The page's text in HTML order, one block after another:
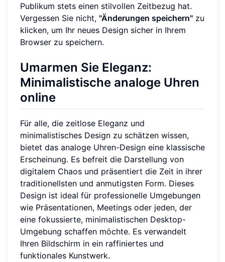
Publikum stets einen stilvollen Zeitbezug hat.
Vergessen Sie nicht, "Änderungen speichern" zu
klicken, um Ihr neues Design sicher in Ihrem
Browser zu speichern.
Umarmen Sie Eleganz:
Minimalistische analoge Uhren
online
Für alle, die zeitlose Eleganz und
minimalistisches Design zu schätzen wissen,
bietet das analoge Uhren-Design eine klassische
Erscheinung. Es befreit die Darstellung von
digitalem Chaos und präsentiert die Zeit in ihrer
traditionellsten und anmutigsten Form. Dieses
Design ist ideal für professionelle Umgebungen
wie Präsentationen, Meetings oder jeden, der
eine fokussierte, minimalistischen Desktop-
Umgebung schaffen möchte. Es verwandelt
Ihren Bildschirm in ein raffiniertes und
funktionales Kunstwerk.